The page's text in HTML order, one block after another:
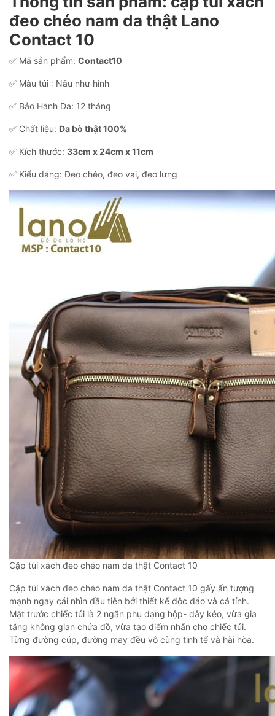
đeo chéo nam da thật Lano
Contact 10
✅ Mã sản phẩm: Contact10
✅ Màu túi : Nâu như hình
✅ Bảo Hành Da: 12 tháng
✅ Chất liệu: Da bò thật 100%
✅ Kích thước: 33cm x 24cm x 11cm
✅ Kiểu dáng: Đeo chéo, đeo vai, đeo lưng
Cặp túi xách đeo chéo nam da thật Contact 10
Cặp túi xách đeo chéo nam da thật Contact 10 gấy ấn tượng
mạnh ngay cái nhìn đầu tiên bởi thiết kế độc đáo và cá tính.
Mặt trước chiếc túi là 2 ngăn phụ dạng hộp- dây kéo, vừa gia
tăng không gian chứa đồ, vừa tạo điểm nhấn cho chiếc túi.
Từng đường cúp, đường may đều vô cùng tinh tế và hài hòa.